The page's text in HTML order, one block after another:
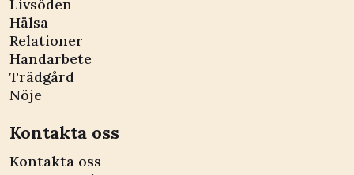
Livsöden
Hälsa
Relationer
Handarbete
Trädgård
Nöje
Kontakta oss
Kontakta oss